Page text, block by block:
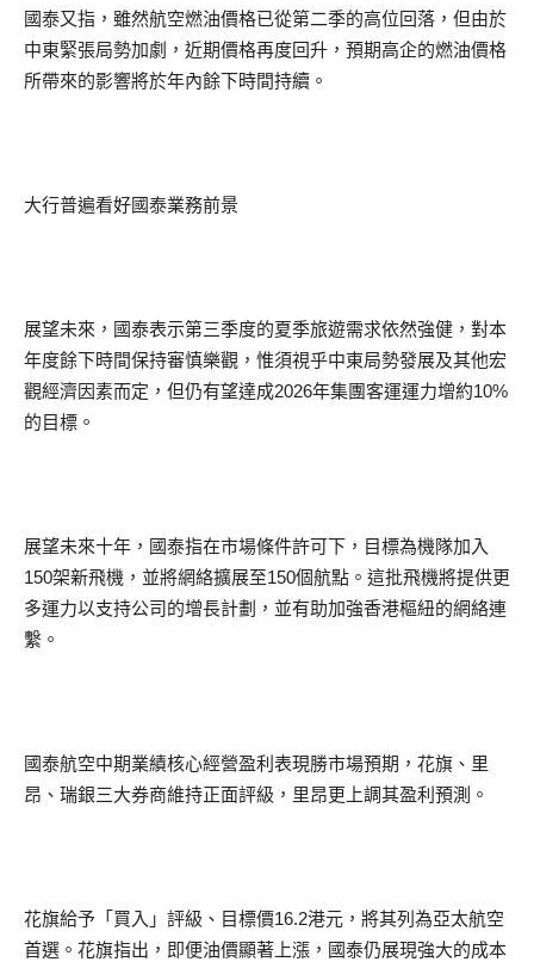
國泰又指，雖然航空燃油價格已從第二季的高位回落，但由於
中東緊張局勢加劇，近期價格再度回升，預期高企的燃油價格
所帶來的影響將於年內餘下時間持續。
大行普遍看好國泰業務前景
展望未來，國泰表示第三季度的夏季旅遊需求依然強健，對本
年度餘下時間保持審慎樂觀，惟須視乎中東局勢發展及其他宏
觀經濟因素而定，但仍有望達成2026年集團客運運力增約10%
的目標。
展望未來十年，國泰指在市場條件許可下，目標為機隊加入
150架新飛機，並將網絡擴展至150個航點。這批飛機將提供更
多運力以支持公司的增長計劃，並有助加強香港樞紐的網絡連
繫。
國泰航空中期業績核心經營盈利表現勝市場預期，花旗、里
昂、瑞銀三大券商維持正面評級，里昂更上調其盈利預測。
花旗給予「買入」評級、目標價16.2港元，將其列為亞太航空
首選。花旗指出，即便油價顯著上漲，國泰仍展現強大的成本